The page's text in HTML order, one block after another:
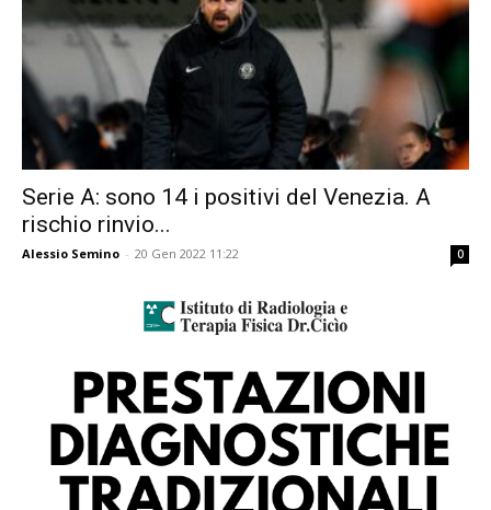
Serie A: sono 14 i positivi del Venezia. A
rischio rinvio...
Alessio Semino - 20 Gen 2022 11:22 0